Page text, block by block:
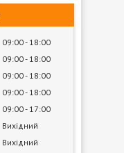
09:00 18:00
09:00 18:00
09:00 18:00
09:00 18:00
09:00 17:00
Вихідний
Вихідний